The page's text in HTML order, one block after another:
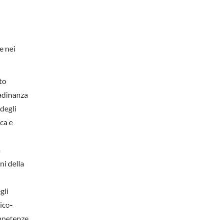
nei
e
della